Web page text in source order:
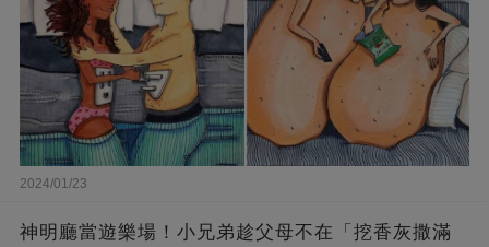
2024/01/23
神明廳當遊樂場！小兄弟趁父母不在「挖香灰撒滿